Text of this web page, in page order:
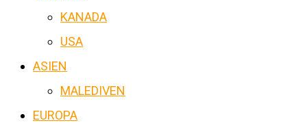
KANADA
USA
ASIEN
MALEDIVEN
EUROPA